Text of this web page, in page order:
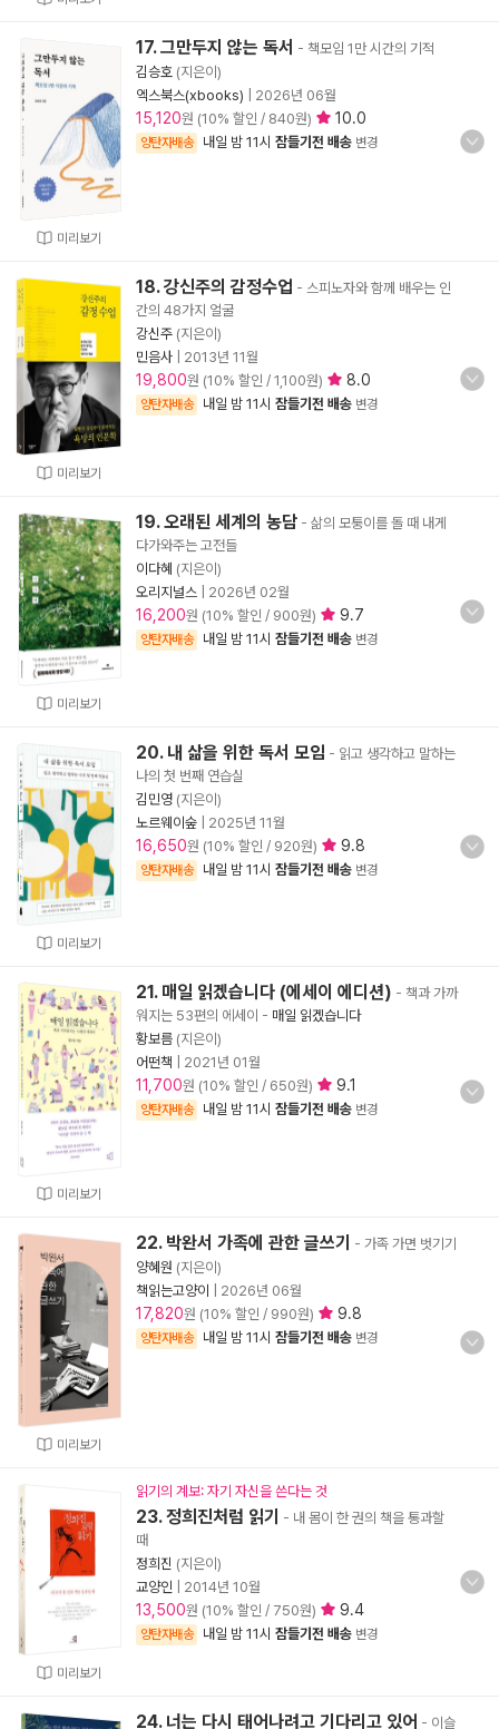
미리보기
17. 그만두지 않는 독서 - 책모임 1만 시간의 기적
김승호 (지은이)
엑스북스(xbooks)
2026년 06월
15,120원 (10% 할인 / 840원) 10.0
양탄자배송 내일 밤 11시 잠들기전 배송 변경
미리보기
18. 강신주의 감정수업 - 스피노자와 함께 배우는 인
간의 48가지 얼굴
강신주 (지은이)
민음사
2013년 11월
19,800원 (10% 할인 / 1,100원) 8.0
양탄자배송 내일 밤 11시 잠들기전 배송 변경
미리보기
19. 오래된 세계의 농담 - 삶의 모퉁이를 돌 때 내게
다가와주는 고전들
이다혜 (지은이)
오리지널스
2026년 02월
16,200원 (10% 할인 / 900원) 9.7
양탄자배송 내일 밤 11시 잠들기전 배송 변경
미리보기
20. 내 삶을 위한 독서 모임 - 읽고 생각하고 말하는
나의 첫 번째 연습실
김민영 (지은이)
노르웨이숲
2025년 11월
16,650원 (10% 할인 / 920원) 9.8
양탄자배송 내일 밤 11시 잠들기전 배송 변경
미리보기
21. 매일 읽겠습니다 (에세이 에디션) - 책과 가까
워지는 53편의 에세이 - 매일 읽겠습니다
황보름 (지은이)
어떤책
2021년 01월
11,700원 (10% 할인 / 650원) 9.1
양탄자배송 내일 밤 11시 잠들기전 배송 변경
미리보기
22. 박완서 가족에 관한 글쓰기
- 가족 가면 벗기기
양혜원 (지은이)
책읽는고양이
2026년 06월
17,820원 (10% 할인 / 990원) 9.8
양탄자배송 내일 밤 11시 잠들기전 배송 변경
미리보기
읽기의 계보: 자기 자신을 쓴다는 것
23. 정희진처럼 읽기
- 내 몸이 한 권의 책을 통과할
때
정희진 (지은이)
교양인
2014년 10월
13,500원 (10% 할인 / 750원) 9.4
양탄자배송 내일 밤 11시 잠들기전 배송 변경
24. 너는 다시 태어나려고 기다리고 있어 - 이슬